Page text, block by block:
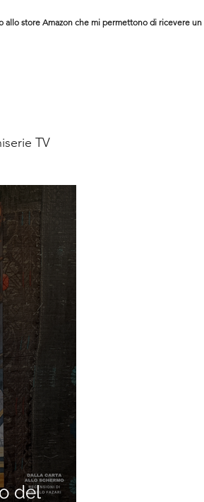
allo store Amazon che mi permettono di ricevere
TV
del